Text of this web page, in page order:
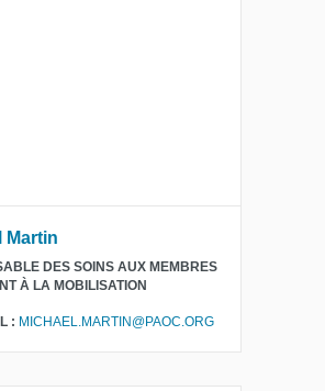
Martin
DES SOINS AUX MEMBRES
À LA MOBILISATION
: MICHAEL.MARTIN@PAOC.ORG